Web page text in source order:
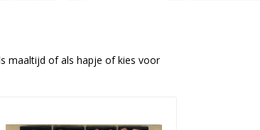
maaltijd of als hapje of kies voor